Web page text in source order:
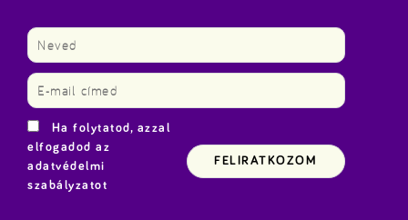
Ha folytatod, azzal
elfogadod az
adatvédelmi
szabályzatot